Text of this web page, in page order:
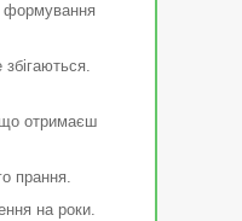
формування
отримаєш
прання.
на роки.